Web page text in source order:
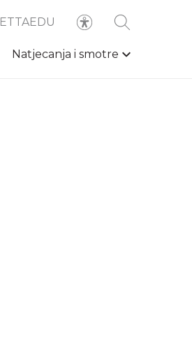
ETTAEDU
Natjecanja i smotre